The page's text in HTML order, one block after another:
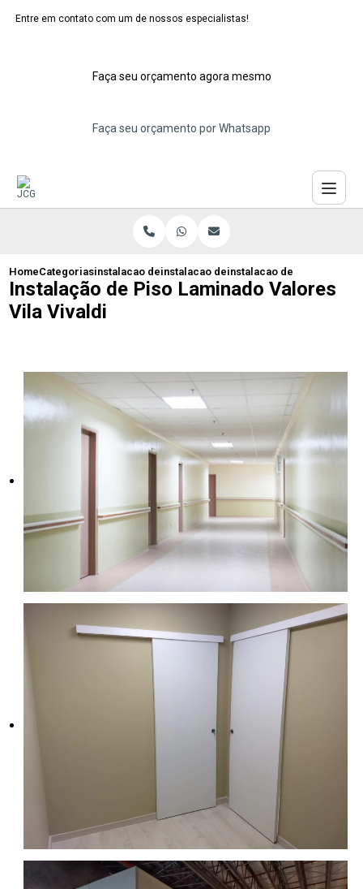
Entre em contato com um de nossos especialistas!
Faça seu orçamento agora mesmo
Faça seu orçamento por Whatsapp
HomeCategoriasinstalacao de pisos laminados
instalacao de piso laminado
instalacao de piso
Instalação de Piso Laminado Valores
Vila Vivaldi